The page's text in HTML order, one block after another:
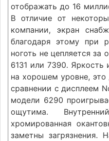
отображать до 16
В отличие от
компании, экран
благодаря этому при
ноготь не цепляется за
6131 или 7390. Яркость
на хорошем уровне,
сравнении с дисплеем
модели 6290
ощутима.
хромированная
заметны загрязнения.